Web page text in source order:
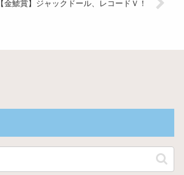
【金鯱賞】ジャックドール、レコードＶ！